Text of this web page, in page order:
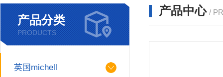
产品分类
PRODUCTS
英国michell
产品中心 /